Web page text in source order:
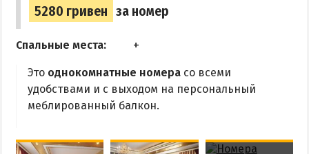
5280 гривен за номер
Спальные места:
Это однокомнатные номера со всеми
удобствами и с выходом на персональный
меблированный балкон.